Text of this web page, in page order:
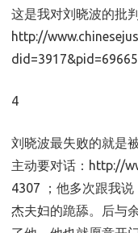
这是我对刘晓波的批
http://
4
刘晓波最失败的就是
主动要对话：http://
4307 ；他多次跟我
杰夫妇的跪舔。后与